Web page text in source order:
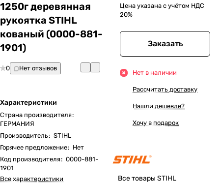
1250г деревянная
рукоятка STIHL
кованый (0000-881-
1901)
0 Нет отзывов
Характеристики
Страна производителя:
ГЕРМАНИЯ
Производитель: STIHL
Горячее предложение: Нет
Код производителя: 0000-881-
1901
Все характеристики
Цена указана с учётом НДС
20%
Заказать
Нет в наличии
Рассчитать доставку
Нашли дешевле?
Хочу в подарок
Все товары STIHL